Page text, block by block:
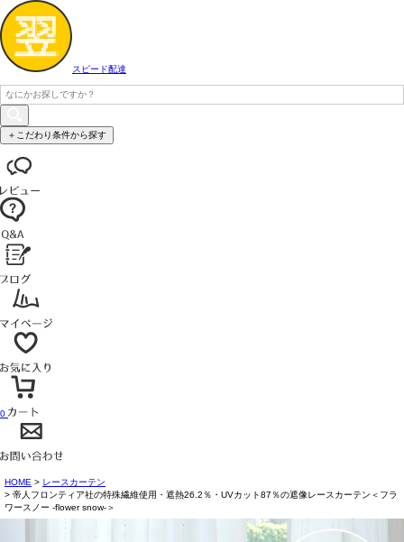
スピード配達
＋こだわり条件から探す
0
HOME
レースカーテン
帝人フロンティア社の特殊繊維使用・遮熱26.2％・UVカット87％の遮像レースカーテン＜フラ
ワースノー -flower snow-＞